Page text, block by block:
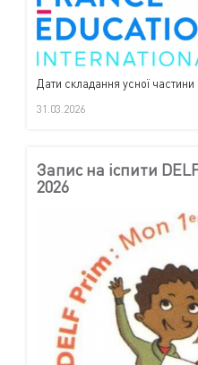
Дати складання усної частини
31.03.2026
Запис на іспити
2026